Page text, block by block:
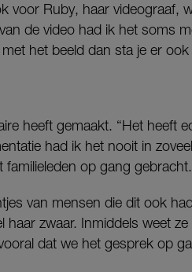
voor Ruby, haar videograaf,
de video had ik het soms
het beeld dan sta je er
heeft gemaakt. “Het heeft
had ik het nooit in
op gang
van mensen die dit ook
haar zwaar. Inmiddels weet
dat we het gesprek op